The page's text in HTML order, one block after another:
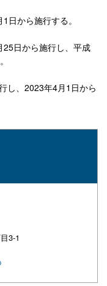
日から施行する。
日から施行し、平成
し、2023年4月1日から
3-1